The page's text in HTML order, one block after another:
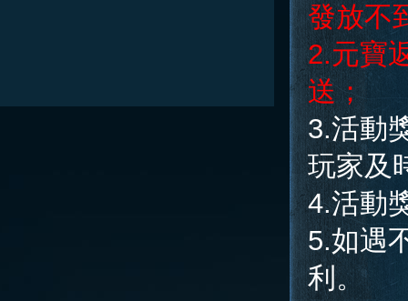
發放不
2.元寶
送；
3.活動
玩家及
4.活動
5.如遇
利。